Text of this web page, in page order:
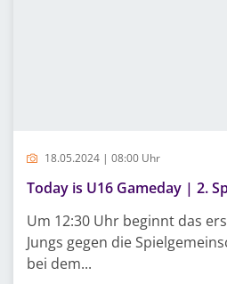
18.05.2024 | 08:00 Uhr
Today is U16 Gameday | 2.
Um 12:30 Uhr beginnt das
Jungs gegen die
bei dem...